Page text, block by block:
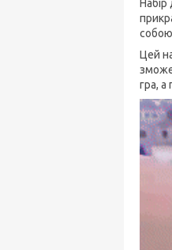
собою
Цей
зможе
гра, а